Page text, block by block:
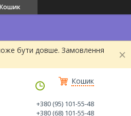
Кошик
бути довше. Замовлення
Кошик
+380 (95) 101-55-48
+380 (68) 101-55-48